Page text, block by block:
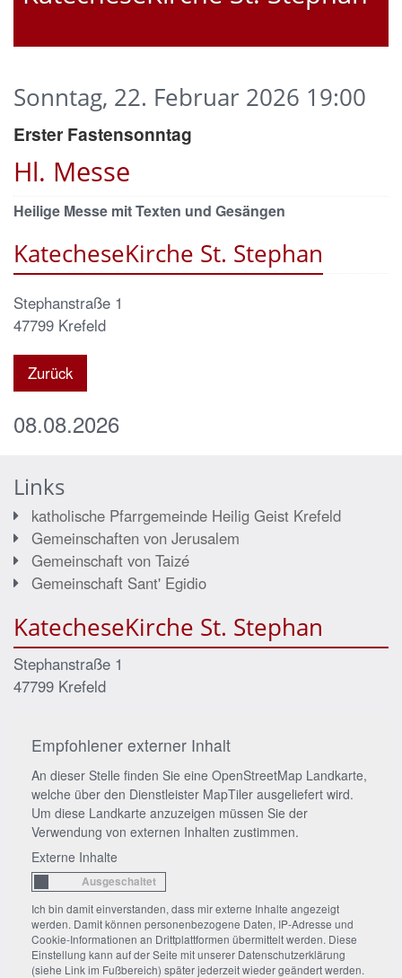
Hl. Messe
Sonntag, 22. Februar 2026 19:00
Erster Fastensonntag
Heilige Messe mit Texten und Gesängen
KatecheseKirche St. Stephan
Stephanstraße 1
47799 Krefeld
Zurück
08.08.2026
Links
katholische Pfarrgemeinde Heilig Geist Krefeld
Gemeinschaften von Jerusalem
Gemeinschaft von Taizé
Gemeinschaft Sant' Egidio
KatecheseKirche St. Stephan
Stephanstraße 1
47799 Krefeld
Empfohlener externer Inhalt
An dieser Stelle finden Sie eine OpenStreetMap Landkarte,
welche über den Dienstleister MapTiler ausgeliefert wird.
Um diese Landkarte anzuzeigen müssen Sie der
Verwendung von externen Inhalten zustimmen.
Externe Inhalte
Ich bin damit einverstanden, dass mir externe Inhalte angezeigt
werden. Damit können personenbezogene Daten, IP-Adresse und
Cookie-Informationen an Drittplattformen übermittelt werden. Diese
Einstellung kann auf der Seite mit unserer Datenschutzerklärung
(siehe Link im Fußbereich) später jederzeit wieder geändert werden.